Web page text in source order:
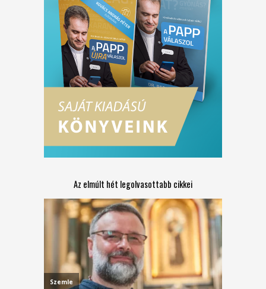
Az elmúlt hét legolvasottabb cikkei